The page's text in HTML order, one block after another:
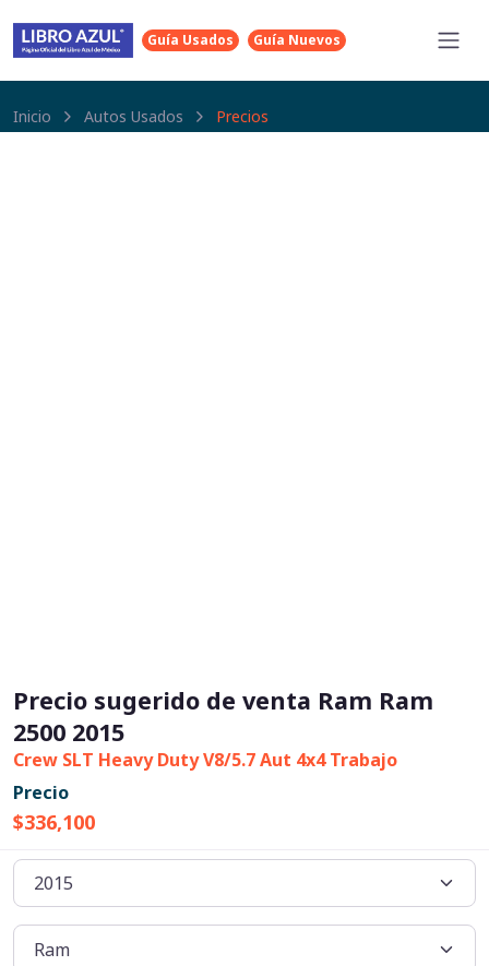
Guía Usados Guía Nuevos
Inicio Autos Usados Precios
Precio sugerido de venta Ram Ram
2500 2015
Crew SLT Heavy Duty V8/5.7 Aut 4x4 Trabajo
Precio
$336,100